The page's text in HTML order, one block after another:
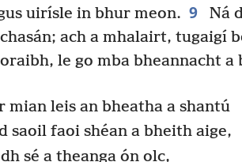
uirísle in bhur meon. 9
Ná
ach a mhalairt, tugaigí
le go mba bheannacht
mian leis an bheatha a shantú
saoil faoi shéan a bheith aige,
sé a theanga ón olc,